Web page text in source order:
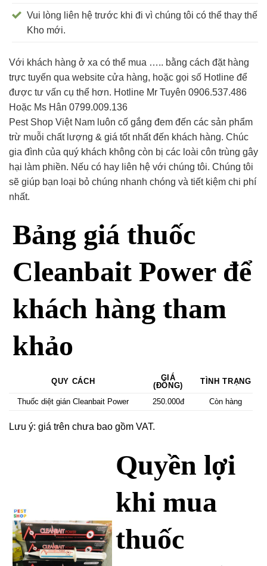
Vui lòng liên hệ trước khi đi vì chúng tôi có thể thay thế
Kho mới.
Với khách hàng ở xa có thể mua ….. bằng cách đặt hàng
trực tuyến qua website cửa hàng, hoặc gọi số Hotline để
được tư vấn cụ thể hơn. Hotline Mr Tuyên 0906.537.486
Hoặc Ms Hân 0799.009.136
Pest Shop Việt Nam luôn cố gắng đem đến các sản phẩm
trừ muỗi chất lượng & giá tốt nhất đến khách hàng. Chúc
gia đình của quý khách không còn bị các loài côn trùng gây
hại làm phiền. Nếu có hay liên hệ với chúng tôi. Chúng tôi
sẽ giúp bạn loại bỏ chúng nhanh chóng và tiết kiệm chi phí
nhất.
Bảng giá thuốc
Cleanbait Power để
khách hàng tham
khảo
QUY CÁCH
GIÁ
(ĐỒNG)
TÌNH TRẠNG
Thuốc diệt gián Cleanbait Power 250.000đ Còn hàng
Lưu ý: giá trên chưa bao gồm VAT.
Quyền lợi
khi mua
thuốc